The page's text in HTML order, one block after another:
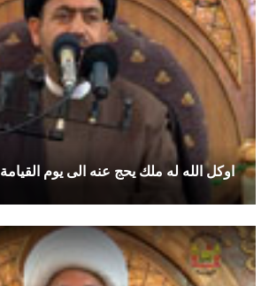
اوكل الله له ملك يحج عنه الى يوم القيامة